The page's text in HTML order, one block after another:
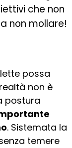
che non
non mollare!
possa
non è
postura
. Sistemata la
temere